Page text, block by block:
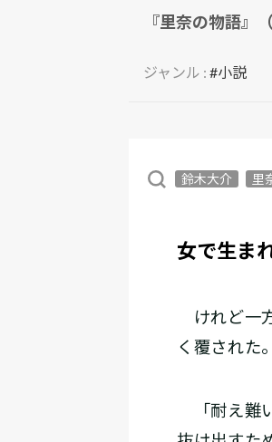
『里奈の物語』
ジャンル : #小説
鈴木大介 里
女で生ま
けれど一
く覆された。
「耐え難